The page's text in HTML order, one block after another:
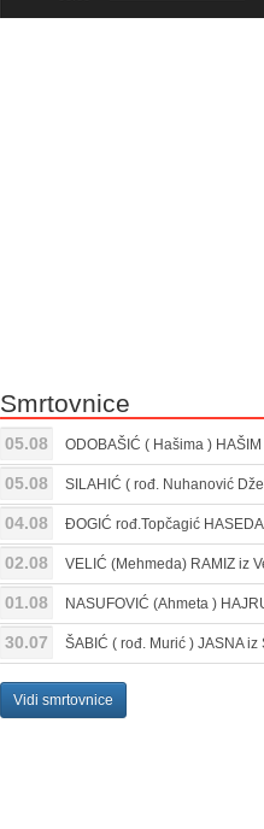
Smrtovnice
05.08 ODOBAŠIĆ ( Hašima )
05.08 SILAHIĆ ( rođ. Nuhanović
04.08 ĐOGIĆ rođ.Topčagić
02.08 VELIĆ (Mehmeda) RAMIZ iz
01.08 NASUFOVIĆ (Ahmeta )
30.07 ŠABIĆ ( rođ. Murić ) JASNA iz
Vidi smrtovnice